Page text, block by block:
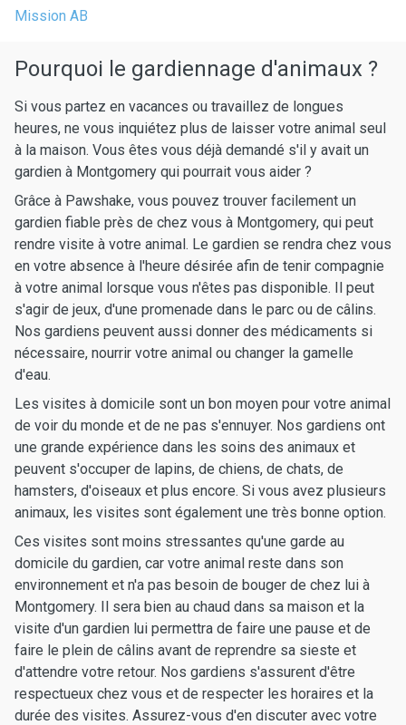
Mission AB
Pourquoi le gardiennage d'animaux ?
Si vous partez en vacances ou travaillez de longues
heures, ne vous inquiétez plus de laisser votre animal seul
à la maison. Vous êtes vous déjà demandé s'il y avait un
gardien à Montgomery qui pourrait vous aider ?
Grâce à Pawshake, vous pouvez trouver facilement un
gardien fiable près de chez vous à Montgomery, qui peut
rendre visite à votre animal. Le gardien se rendra chez vous
en votre absence à l'heure désirée afin de tenir compagnie
à votre animal lorsque vous n'êtes pas disponible. Il peut
s'agir de jeux, d'une promenade dans le parc ou de câlins.
Nos gardiens peuvent aussi donner des médicaments si
nécessaire, nourrir votre animal ou changer la gamelle
d'eau.
Les visites à domicile sont un bon moyen pour votre animal
de voir du monde et de ne pas s'ennuyer. Nos gardiens ont
une grande expérience dans les soins des animaux et
peuvent s'occuper de lapins, de chiens, de chats, de
hamsters, d'oiseaux et plus encore. Si vous avez plusieurs
animaux, les visites sont également une très bonne option.
Ces visites sont moins stressantes qu'une garde au
domicile du gardien, car votre animal reste dans son
environnement et n'a pas besoin de bouger de chez lui à
Montgomery. Il sera bien au chaud dans sa maison et la
visite d'un gardien lui permettra de faire une pause et de
faire le plein de câlins avant de reprendre sa sieste et
d'attendre votre retour. Nos gardiens s'assurent d'être
respectueux chez vous et de respecter les horaires et la
durée des visites. Assurez-vous d'en discuter avec votre